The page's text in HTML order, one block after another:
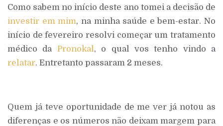
Como sabem no início deste ano tomei a decisão de
investir em mim, na minha saúde e bem-estar. No
início de fevereiro resolvi começar um tratamento
médico da Pronokal , o qual vos tenho vindo a
relatar. Entretanto passaram 2 meses.
Quem já teve oportunidade de me ver já notou as
diferenças e os números não deixam margem para